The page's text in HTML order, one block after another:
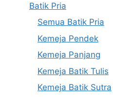
Batik Pria
Semua Batik Pria
Kemeja Pendek
Kemeja Panjang
Kemeja Batik Tulis
Kemeja Batik Sutra